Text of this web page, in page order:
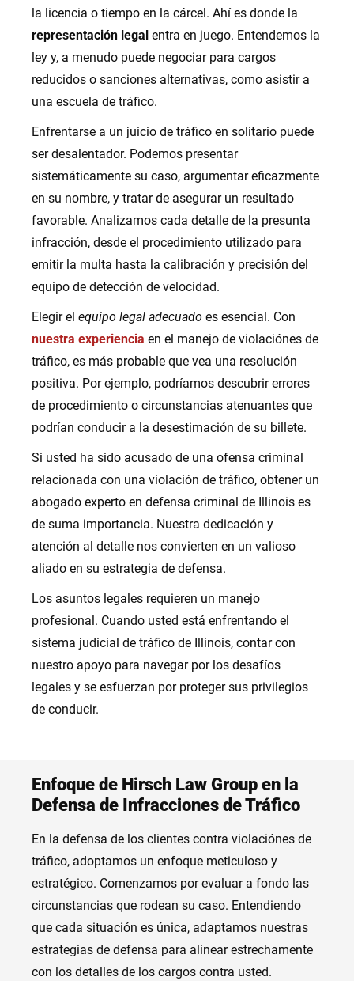
la licencia o tiempo en la cárcel. Ahí es donde la
representación legal entra en juego. Entendemos la
ley y, a menudo puede negociar para cargos
reducidos o sanciones alternativas, como asistir a
una escuela de tráfico.
Enfrentarse a un juicio de tráfico en solitario puede
ser desalentador. Podemos presentar
sistemáticamente su caso, argumentar eficazmente
en su nombre, y tratar de asegurar un resultado
favorable. Analizamos cada detalle de la presunta
infracción, desde el procedimiento utilizado para
emitir la multa hasta la calibración y precisión del
equipo de detección de velocidad.
Elegir el equipo legal adecuado es esencial. Con
nuestra experiencia en el manejo de violaciónes de
tráfico, es más probable que vea una resolución
positiva. Por ejemplo, podríamos descubrir errores
de procedimiento o circunstancias atenuantes que
podrían conducir a la desestimación de su billete.
Si usted ha sido acusado de una ofensa criminal
relacionada con una violación de tráfico, obtener un
abogado experto en defensa criminal de Illinois es
de suma importancia. Nuestra dedicación y
atención al detalle nos convierten en un valioso
aliado en su estrategia de defensa.
Los asuntos legales requieren un manejo
profesional. Cuando usted está enfrentando el
sistema judicial de tráfico de Illinois, contar con
nuestro apoyo para navegar por los desafíos
legales y se esfuerzan por proteger sus privilegios
de conducir.
Enfoque de Hirsch Law Group en la
Defensa de Infracciones de Tráfico
En la defensa de los clientes contra violaciónes de
tráfico, adoptamos un enfoque meticuloso y
estratégico. Comenzamos por evaluar a fondo las
circunstancias que rodean su caso. Entendiendo
que cada situación es única, adaptamos nuestras
estrategias de defensa para alinear estrechamente
con los detalles de los cargos contra usted.